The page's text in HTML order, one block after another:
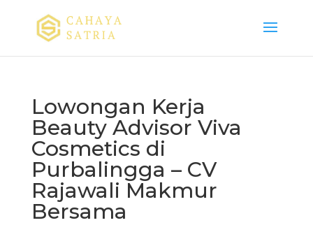
Lowongan Kerja
Beauty Advisor Viva
Cosmetics di
Purbalingga – CV
Rajawali Makmur
Bersama